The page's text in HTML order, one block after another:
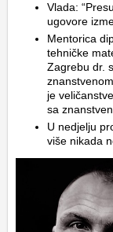
Vlada:
ugovore
Mentorica
tehničke
Zagrebu dr.
je
sa
U nedjelju
više nikada